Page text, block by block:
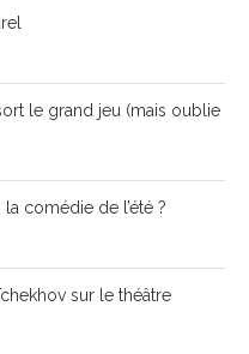
le grand jeu (mais oublie
comédie de l’été ?
sur le théâtre